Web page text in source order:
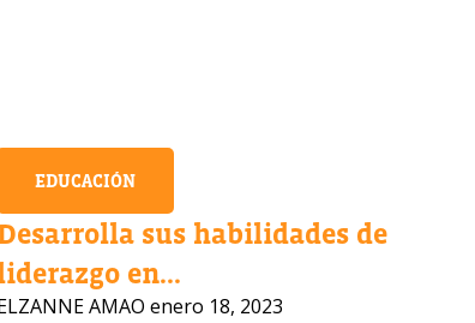
EDUCACIÓN
sus habilidades de
en...
AMAO enero 18, 2023